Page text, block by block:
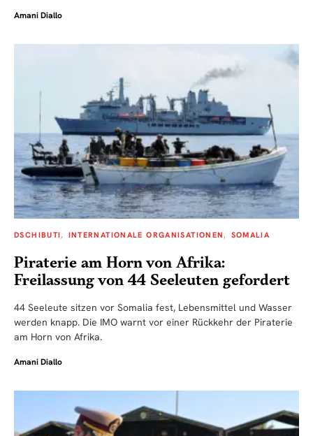
Amani Diallo
DSCHIBUTI INTERNATIONALE ORGANISATIONEN SOMALIA
Piraterie am Horn von Afrika:
Freilassung von 44 Seeleuten gefordert
44 Seeleute sitzen vor Somalia fest, Lebensmittel und Wasser
werden knapp. Die IMO warnt vor einer Rückkehr der Piraterie
am Horn von Afrika.
Amani Diallo